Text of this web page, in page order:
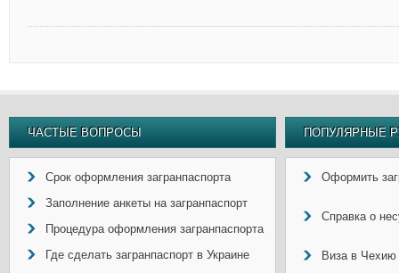
ЧАСТЫЕ ВОПРОСЫ
Срок оформления загранпаспорта
Заполнение анкеты на загранпаспорт
Процедура оформления загранпаспорта
Где сделать загранпаспорт в Украине
ПОПУЛЯРНЫЕ
Оформить
Справка о
Виза в Чехию